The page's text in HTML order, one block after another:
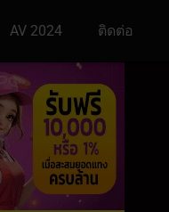
AV 2024 ติดต่อ